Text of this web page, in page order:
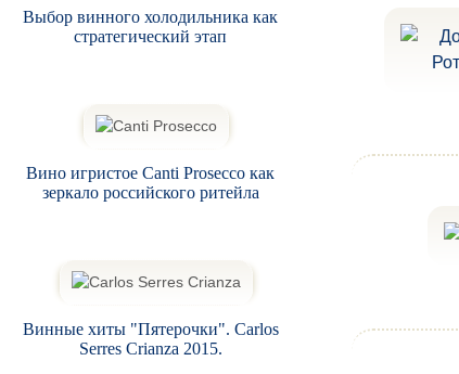
Выбор винного холодильника как
стратегический этап
Вино игристое Canti Prosecco как
зеркало российского ритейла
Винные хиты "Пятерочки". Carlos
Serres Crianza 2015.